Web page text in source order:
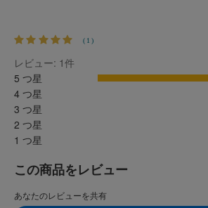
(1)
レビュー: 1件
5 つ星
4 つ星
3 つ星
2 つ星
1 つ星
この商品をレビュー
あなたのレビューを共有